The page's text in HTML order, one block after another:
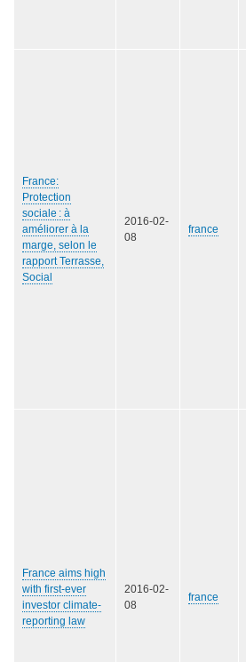
France:
Protection
sociale : à
améliorer à la
marge, selon le
rapport Terrasse,
Social
2016-02-
08
france
France aims high
with first-ever
investor climate-
reporting law
2016-02-
08
france